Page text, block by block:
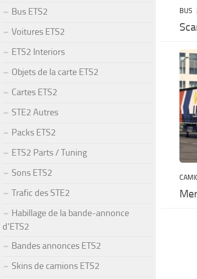
BUS
Bus ETS2
Voitures ETS2
ETS2 Interiors
Objets de la carte ETS2
Cartes ETS2
STE2 Autres
Packs ETS2
ETS2 Parts / Tuning
Sons ETS2
Trafic des STE2
Habillage de la bande-annonce
d'ETS2
Bandes annonces ETS2
Skins de camions ETS2